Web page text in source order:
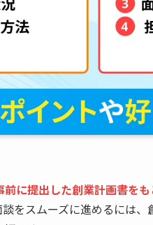
前に提出した創業計画書を
をスムーズに進めるには